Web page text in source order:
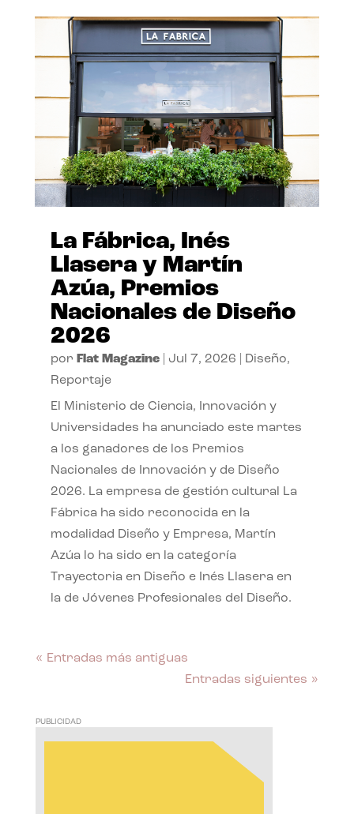
La Fábrica, Inés
Llasera y Martín
Azúa, Premios
Nacionales de Diseño
2026
por Flat Magazine| Jul 7, 2026 Diseño,
Reportaje
El Ministerio de Ciencia, Innovación y
Universidades ha anunciado este martes
a los ganadores de los Premios
Nacionales de Innovación y de Diseño
2026. La empresa de gestión cultural La
Fábrica ha sido reconocida en la
modalidad Diseño y Empresa, Martín
Azúa lo ha sido en la categoría
Trayectoria en Diseño e Inés Llasera en
la de Jóvenes Profesionales del Diseño.
« Entradas más antiguas
Entradas siguientes »
PUBLICIDAD